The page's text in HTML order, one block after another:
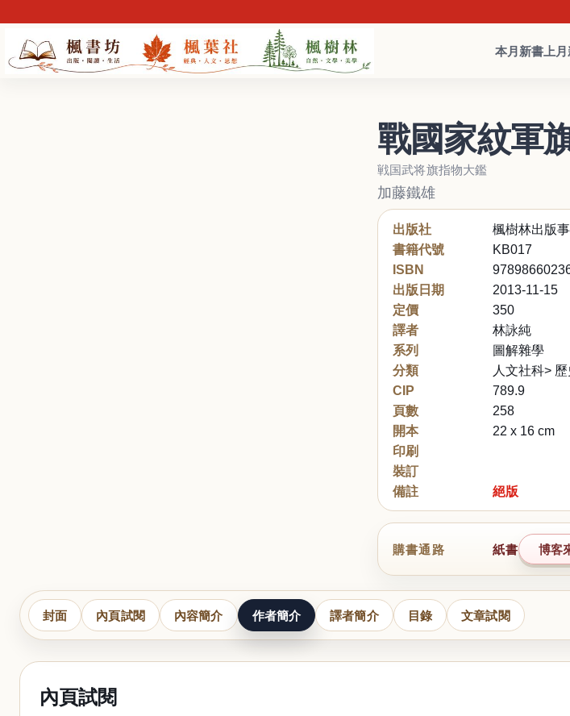
本月新書 上
戰國家紋軍
戦国武将旗指物大鑑
加藤鐵雄
出版社
楓樹林出版
書籍代號
KB017
ISBN
出版日期
2013-11-15
定價
350
譯者
林詠純
系列
圖解雜學
分類
人文社科>
CIP
789.9
頁數
258
開本
22 x 16 cm
印刷
裝訂
備註
絕版
購書通路 紙書 博客
封面 內頁試閱 內容簡介 作者簡介 譯者簡介 目錄 文章試閱
內頁試閱